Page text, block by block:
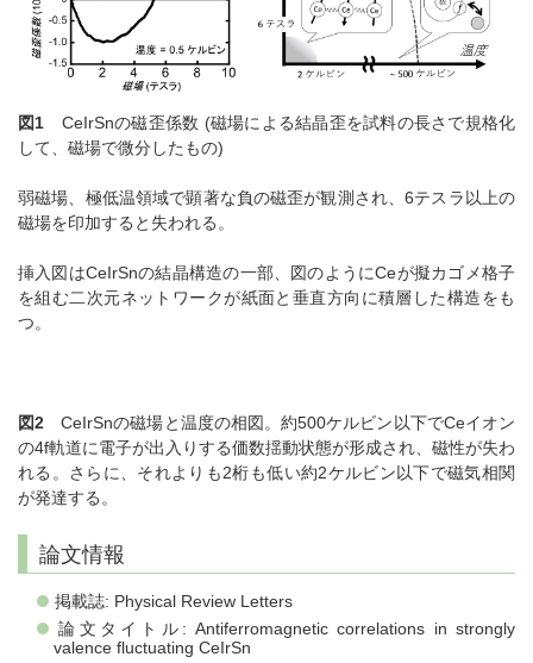
図1 CeIrSnの磁歪係数 (磁場による結晶歪を試料の長さで規格化
して、磁場で微分したもの)
弱磁場、極低温領域で顕著な負の磁歪が観測され、6テスラ以上の
磁場を印加すると失われる。
挿入図はCeIrSnの結晶構造の一部、図のようにCeが擬カゴメ格子
を組む二次元ネットワークが紙面と垂直方向に積層した構造をも
つ。
図2 CeIrSnの磁場と温度の相図。約500ケルビン以下でCeイオン
の4f軌道に電子が出入りする価数揺動状態が形成され、磁性が失わ
れる。さらに、それよりも2桁も低い約2ケルビン以下で磁気相関
が発達する。
論文情報
掲載誌: Physical Review Letters
論文タイトル: Antiferromagnetic correlations in strongly
valence fluctuating CeIrSn